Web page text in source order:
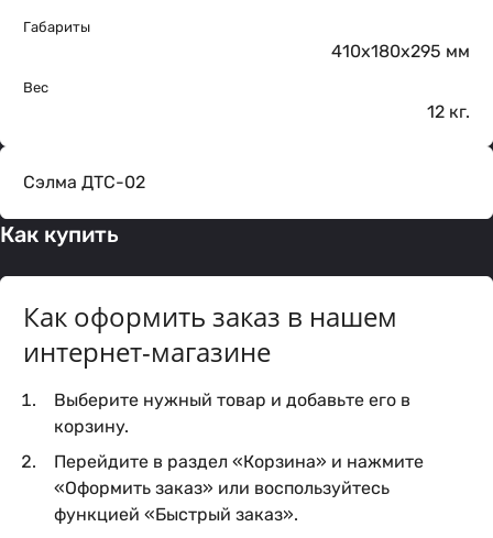
Габариты
410х180х295 мм
Вес
12 кг.
Сэлма ДТС-02
Как купить
Как оформить заказ в нашем
интернет-магазине
Выберите нужный товар и добавьте его в
корзину.
Перейдите в раздел «Корзина» и нажмите
«Оформить заказ» или воспользуйтесь
функцией «Быстрый заказ».